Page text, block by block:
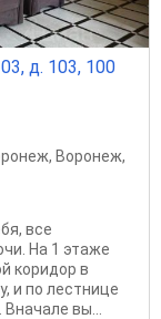
д. 103, 100
, Воронеж,
все
На 1 этаже
коридор в
и по лестнице
вы...